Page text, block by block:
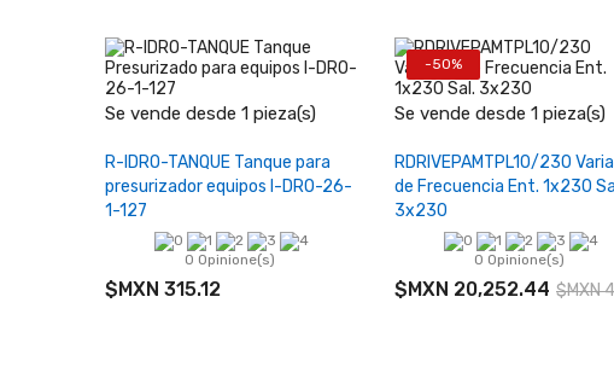
Se vende desde 1 pieza(s)
− +
Añadir al carrito
R-IDRO-TANQUE Tanque para
presurizador equipos I-DRO-26-
1-127
0 Opinione(s)
$MXN 315.12
-50%
Se vende desde 1 pieza(s)
− +
Añadir al carrito
RDRIVEPAMTPL10/230
de Frecuencia Ent. 1x230
3x230
0 Opinione(s)
$MXN 20,252.44 $MXN